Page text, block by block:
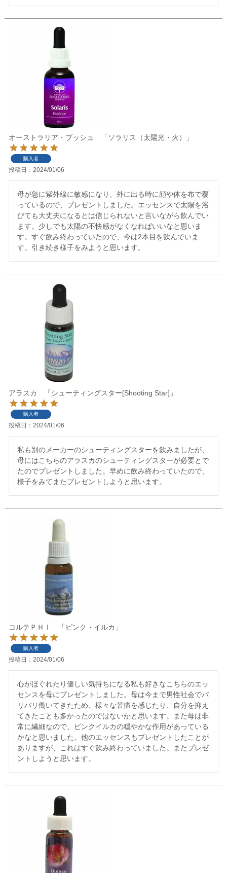
オーストラリア・ブッシュ 「ソラリス（太陽光・火）」
購入者
投稿日 2024/01/06
母が急に紫外線に敏感になり、外に出る時に顔や体を布で覆
っているので、プレゼントしました。エッセンスで太陽を浴
びても大丈夫になるとは信じられないと言いながら飲んでい
ます。少しでも太陽の不快感がなくなればいいなと思いま
す。すぐ飲み終わっていたので、今は2本目を飲んでいま
す。引き続き様子をみようと思います。
アラスカ 「シューティングスター[Shooting Star]」
購入者
投稿日 2024/01/06
私も別のメーカーのシューティングスターを飲みましたが、
母にはこちらのアラスカのシューティングスターが必要とで
たのでプレゼントしました。早めに飲み終わっていたので、
様子をみてまたプレゼントしようと思います。
コルテＰＨＩ 「ピンク・イルカ」
購入者
投稿日 2024/01/06
心がほぐれたり優しい気持ちになる私も好きなこちらのエッ
センスを母にプレゼントしました。母は今まで男性社会でバ
リバリ働いてきたため、様々な苦痛を感じたり、自分を抑え
てきたことも多かったのではないかと思います。また母は非
常に繊細なので、ピンクイルカの穏やかな作用があっている
かなと思いました。他のエッセンスもプレゼントしたことが
ありますが、これはすぐ飲み終わっていました。またプレゼ
ントしようと思います。